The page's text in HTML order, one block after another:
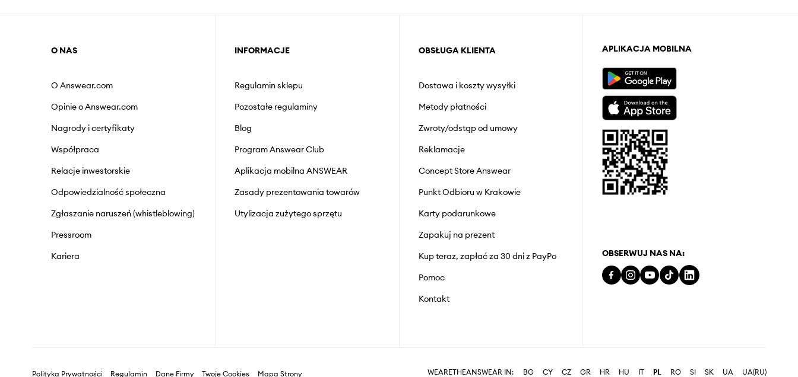
O NAS
O Answear.com
Opinie o Answear.com
Nagrody i certyfikaty
Współpraca
Relacje inwestorskie
Odpowiedzialność społeczna
Zgłaszanie naruszeń (whistleblowing)
Pressroom
Kariera
INFORMACJE
Regulamin sklepu
Pozostałe regulaminy
Blog
Program Answear Club
Aplikacja mobilna ANSWEAR
Zasady prezentowania towarów
Utylizacja zużytego sprzętu
OBSŁUGA KLIENTA
Dostawa i koszty wysyłki
Metody płatności
Zwroty/odstąp od umowy
Reklamacje
Concept Store Answear
Punkt Odbioru w Krakowie
Karty podarunkowe
Zapakuj na prezent
Kup teraz, zapłać za 30 dni z PayPo
Pomoc
Kontakt
APLIKACJA MOBILNA
OBSERWUJ NAS NA:
Polityka Prywatności Regulamin Dane Firmy Twoje Cookies Mapa Strony WEARETHEANSWEAR IN: BG CY CZ GR HR HU IT PL RO SI SK UA UA(RU)